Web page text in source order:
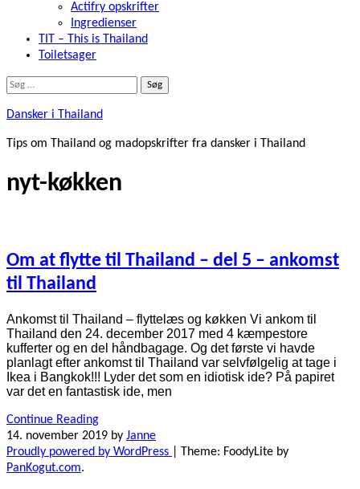
Actifry opskrifter
Ingredienser
TIT – This is Thailand
Toiletsager
Søg
Dansker i Thailand
Tips om Thailand og madopskrifter fra dansker i Thailand
nyt-køkken
Om at flytte til Thailand – del 5 – ankomst
til Thailand
Ankomst til Thailand – flyttelæs og køkken Vi ankom til
Thailand den 24. december 2017 med 4 kæmpestore
kufferter og en del håndbagage. Og det første vi havde
planlagt efter ankomst til Thailand var selvfølgelig at tage i
Ikea i Bangkok!!! Lyder det som en idiotisk ide? På papiret
var det en fantastisk ide, men
Continue Reading
14. november 2019 by Janne
Proudly powered by WordPress
Theme: FoodyLite by
PanKogut.com.